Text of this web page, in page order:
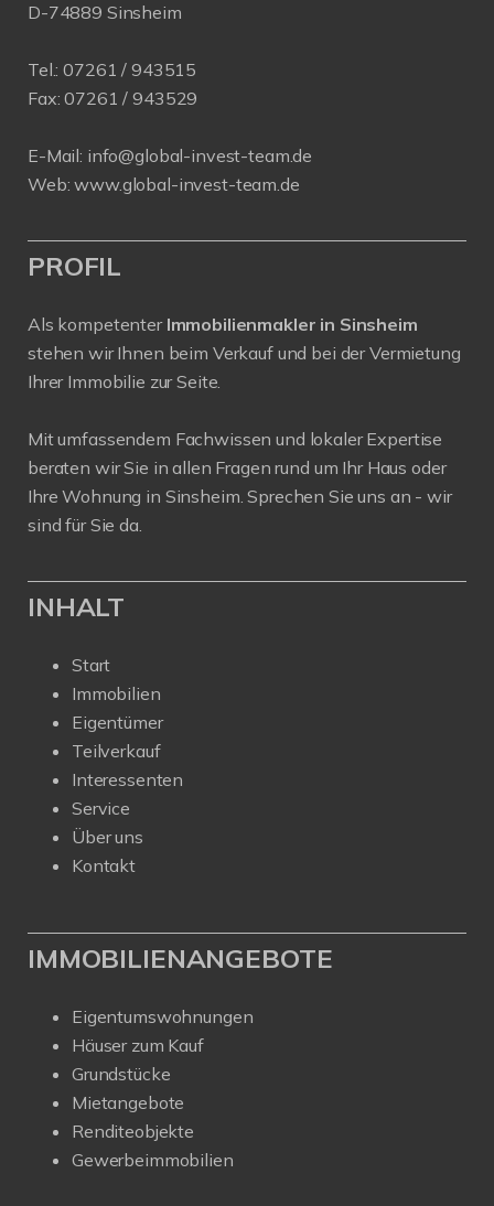
D-74889 Sinsheim
Tel.:07261 / 943515
Fax: 07261 / 943529
E-Mail: info@global-invest-team.de
Web:www.global-invest-team.de
PROFIL
Als kompetenter Immobilienmakler in Sinsheim
stehen wir Ihnen beim Verkauf und bei der Vermietung
Ihrer Immobilie zur Seite.
Mit umfassendem Fachwissen und lokaler Expertise
beraten wir Sie in allen Fragen rund um Ihr Haus oder
Ihre Wohnung in Sinsheim. Sprechen Sie uns an - wir
sind für Sie da.
INHALT
Start
Immobilien
Eigentümer
Teilverkauf
Interessenten
Service
Über uns
Kontakt
IMMOBILIENANGEBOTE
Eigentumswohnungen
Häuser zum Kauf
Grundstücke
Mietangebote
Renditeobjekte
Gewerbeimmobilien